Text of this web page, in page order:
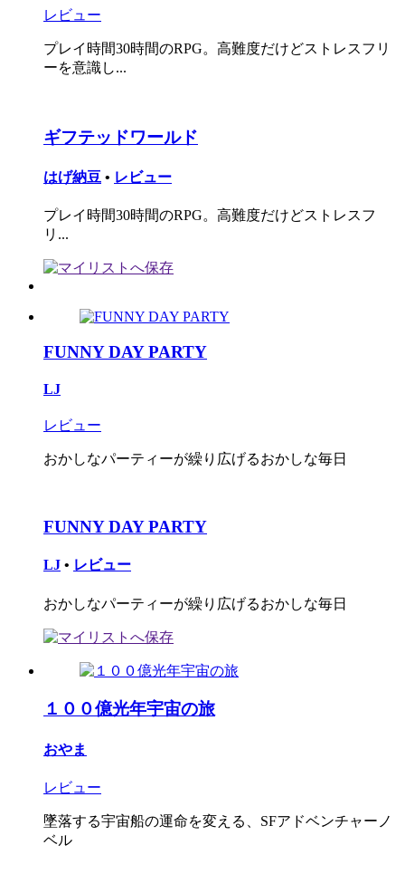
レビュー
プレイ時間30時間のRPG。高難度だけどストレスフリ
ーを意識し...
ギフテッドワールド
はげ納豆 • レビュー
プレイ時間30時間のRPG。高難度だけどストレスフ
リ...
FUNNY DAY PARTY
LJ
レビュー
おかしなパーティーが繰り広げるおかしな毎日
FUNNY DAY PARTY
LJ • レビュー
おかしなパーティーが繰り広げるおかしな毎日
１００億光年宇宙の旅
おやま
レビュー
墜落する宇宙船の運命を変える、SFアドベンチャーノ
ベル